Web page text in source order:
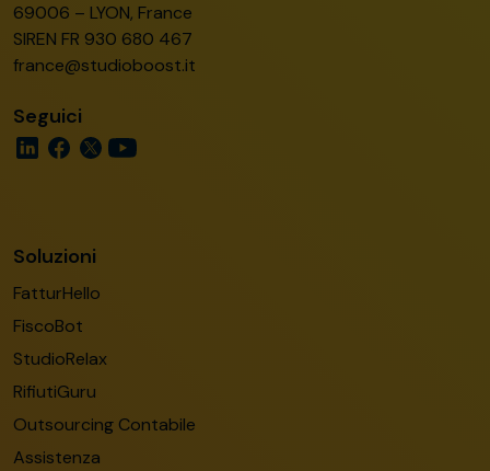
69006 – LYON, France
SIREN FR 930 680 467
france@studioboost.it
Seguici
Soluzioni
FatturHello
FiscoBot
StudioRelax
RifiutiGuru
Outsourcing Contabile
Assistenza